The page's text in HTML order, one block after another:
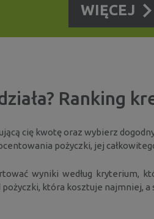
wpływający naWIĘCEJ
Ranking
cię kwotę oraz wybierz
pożyczki, jej
wyniki według kryterium,
pożyczki, która kosztuje najmniej, a